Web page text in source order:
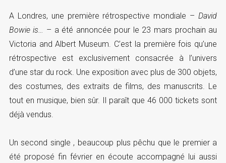
A Londres, une première rétrospective mondiale –David
Bowie is… – a été annoncée pour le 23 mars prochain au
Victoria and Albert Museum. C’est la première fois qu’une
rétrospective est exclusivement consacrée à l’univers
d’une star du rock. Une exposition avec plus de 300 objets,
des costumes, des extraits de films, des manuscrits. Le
tout en musique, bien sûr. Il paraît que 46 000 tickets sont
déjà vendus.
Un second single , beaucoup plus pêchu que le premier a
été proposé fin février en écoute accompagné lui aussi